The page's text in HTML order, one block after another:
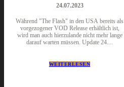
24.07.2023
Während "The Flash" in den USA bereits als
vorgezogener VOD Release erhältlich ist,
wird man auch hierzulande nicht mehr lange
darauf warten müssen. Update 24....
WEITERLESEN